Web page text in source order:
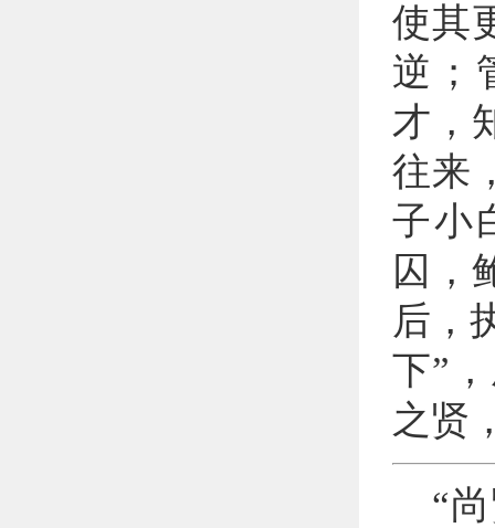
使其
逆；
才，
往来
子小
囚，
后，
下”
之贤
“